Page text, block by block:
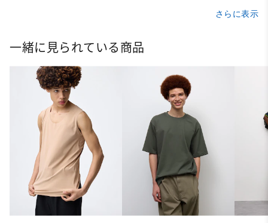
さらに表示
一緒に見られている商品